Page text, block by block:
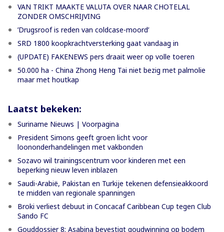
VAN TRIKT MAAKTE VALUTA OVER NAAR CHOTELAL
ZONDER OMSCHRIJVING
’Drugsroof is reden van coldcase-moord’
SRD 1800 koopkrachtversterking gaat vandaag in
(UPDATE) FAKENEWS pers draait weer op volle toeren
50.000 ha - China Zhong Heng Tai niet bezig met palmolie
maar met houtkap
Laatst bekeken:
Suriname Nieuws | Voorpagina
President Simons geeft groen licht voor
loononderhandelingen met vakbonden
Sozavo wil trainingscentrum voor kinderen met een
beperking nieuw leven inblazen
Saudi-Arabië, Pakistan en Turkije tekenen defensieakkoord
te midden van regionale spanningen
Broki verliest debuut in Concacaf Caribbean Cup tegen Club
Sando FC
Gouddossier 8: Asabina bevestigt goudwinning op bodem